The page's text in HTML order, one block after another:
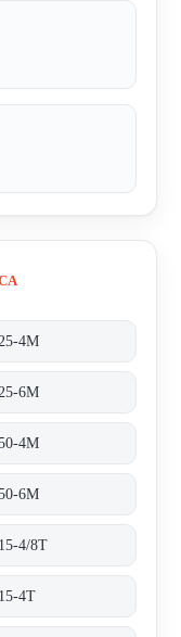
4M
6M
4M
6M
4/8T
4T